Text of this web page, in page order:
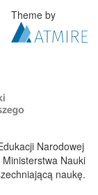
Theme by
Narodowej
Nauki
naukę.